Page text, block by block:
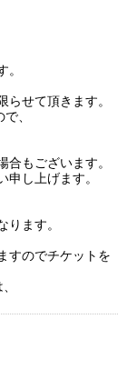
せて頂きます。
、
もございます。
し上げます。
ます。
すのでチケットを